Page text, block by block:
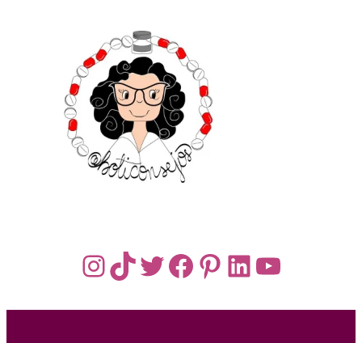
Instagram
TikTok
Twitter
Facebook
Pinterest
LinkedIn